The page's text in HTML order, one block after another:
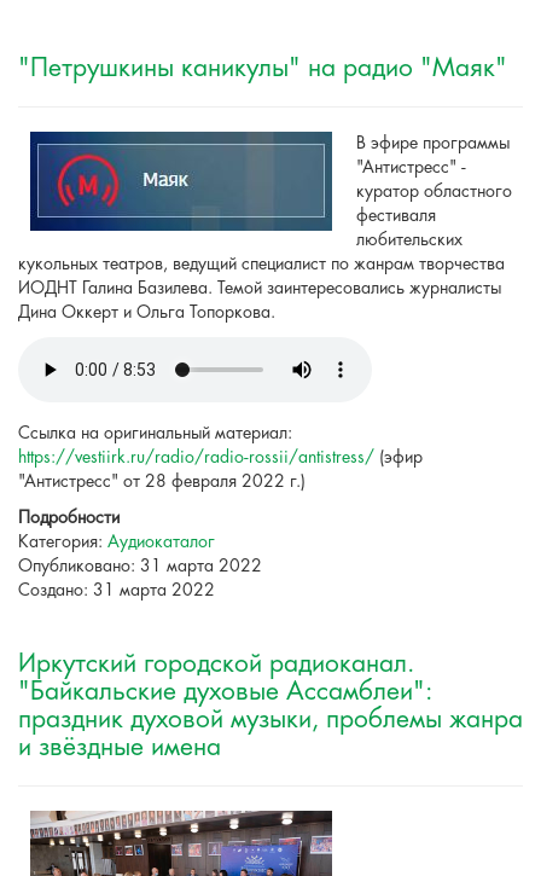
"Петрушкины каникулы" на радио "Маяк"
В эфире программы
"Антистресс" -
куратор областного
фестиваля
любительских
кукольных театров, ведущий специалист по жанрам творчества
ИОДНТ Галина Базилева. Темой заинтересовались журналисты
Дина Оккерт и Ольга Топоркова.
Ссылка на оригинальный материал:
https://vestiirk.ru/radio/radio-rossii/antistress/ (эфир
"Антистресс" от 28 февраля 2022 г.)
Подробности
Категория: Аудиокаталог
Опубликовано: 31 марта 2022
Создано: 31 марта 2022
Иркутский городской радиоканал.
"Байкальские духовые Ассамблеи":
праздник духовой музыки, проблемы жанра
и звёздные имена